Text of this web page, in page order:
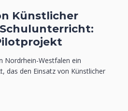
Künstlicher
Nordrhein-Westfalen ein
das den Einsatz von Künstlicher